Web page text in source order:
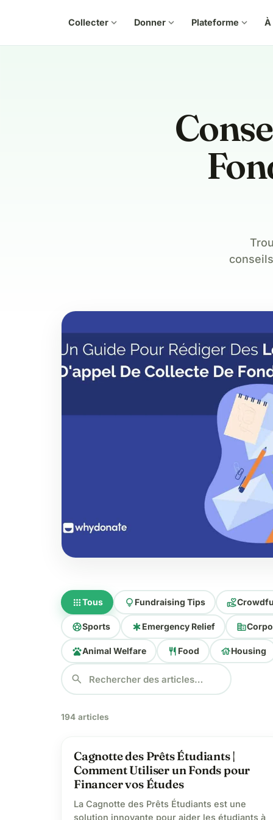
Collecter expand_more Donner expand_more Plateforme expand_more À
appsTous lightbulb Fundraising Tips volunteer_activism
sports_soccerSports emergency Emergency Relief corporate_fare
petsAnimal Welfare restaurant Food houseHousing
search
194 articles
school
Cagnotte des Prêts Étudiants |
Comment Utiliser un Fonds pour
Financer vos Études
La Cagnotte des Prêts Étudiants est une
solution innovante pour aider les étudiants à